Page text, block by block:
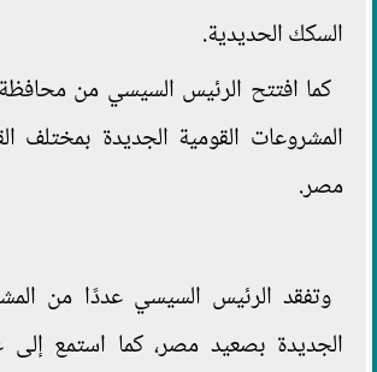
السكك الحديدية.
كما افتتح الرئيس السيسي من
المشروعات القومية الجديدة بمختلف
مصر.
وتفقد الرئيس السيسي عددًا من
الجديدة بصعيد مصر، كما استمع